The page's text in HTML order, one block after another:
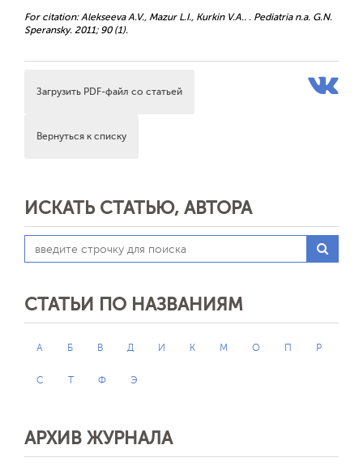
For citation: Alekseeva A.V., Mazur L.I., Kurkin V.A.. . Pediatria n.a. G.N.
Speransky. 2011; 90 (1).
Загрузить PDF-файл со статьей
Вернуться к списку
ИСКАТЬ СТАТЬЮ, АВТОРА
СТАТЬИ ПО НАЗВАНИЯМ
А Б В Д И К М О П Р
С Т Ф Э
АРХИВ ЖУРНАЛА